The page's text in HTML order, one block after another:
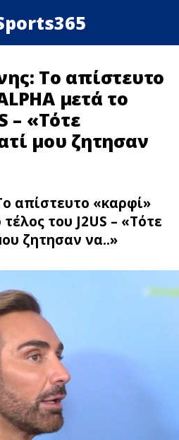
Το απίστευτο
μετά το
– «Τότε
μου ζητησαν
απίστευτο «καρφί»
του J2US – «Τότε
ζητησαν να..»